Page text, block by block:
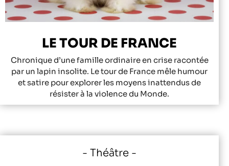
LE TOUR DE FRANCE
Chronique d’une famille ordinaire en crise racontée
par un lapin insolite. Le tour de France mêle humour
et satire pour explorer les moyens inattendus de
résister à la violence du Monde.
Théâtre